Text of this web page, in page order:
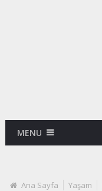
MENU
Ana Sayfa Yaşam